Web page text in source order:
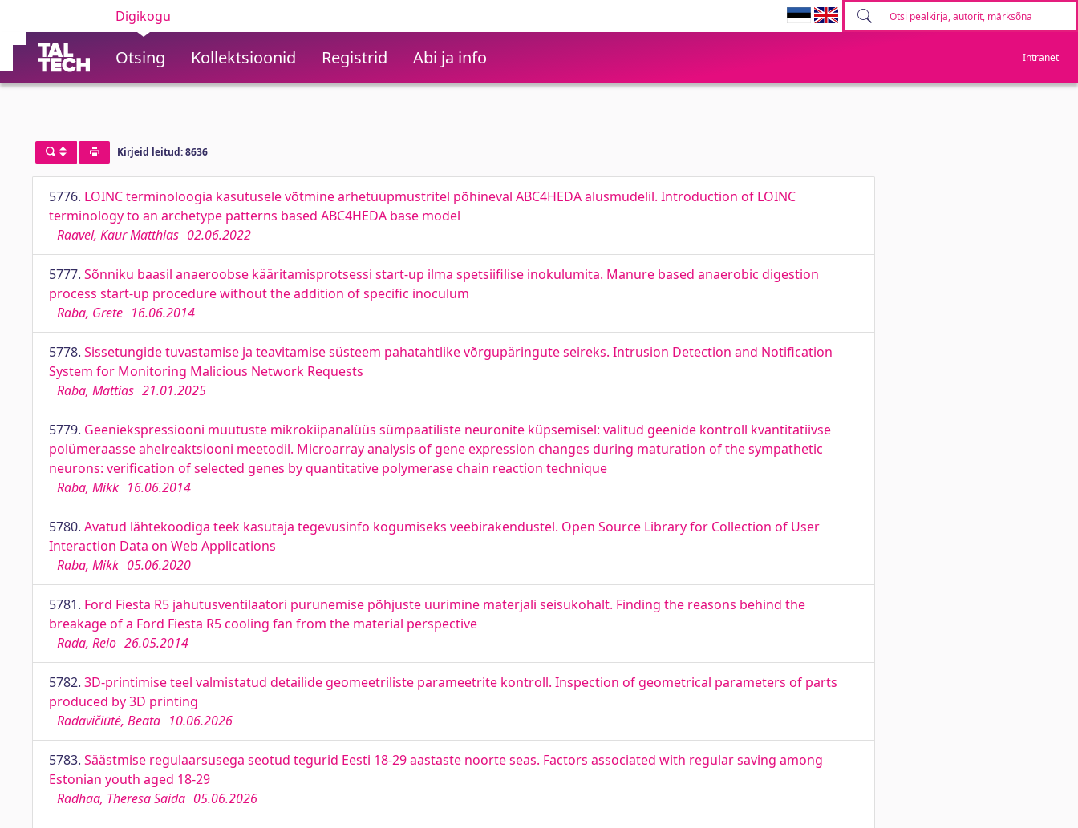
Digikogu
Otsing Kollektsioonid Registrid Abi ja info Intranet
Kirjeid leitud: 8636
5776. LOINC terminoloogia kasutusele võtmine arhetüüpmustritel põhineval ABC4HEDA alusmudelil. Introduction of LOINC
terminology to an archetype patterns based ABC4HEDA base model
Raavel, Kaur Matthias 02.06.2022
5777. Sõnniku baasil anaeroobse kääritamisprotsessi start-up ilma spetsiifilise inokulumita. Manure based anaerobic digestion
process start-up procedure without the addition of specific inoculum
Raba, Grete 16.06.2014
5778. Sissetungide tuvastamise ja teavitamise süsteem pahatahtlike võrgupäringute seireks. Intrusion Detection and Notification
System for Monitoring Malicious Network Requests
Raba, Mattias 21.01.2025
5779. Geeniekspressiooni muutuste mikrokiipanalüüs sümpaatiliste neuronite küpsemisel: valitud geenide kontroll kvantitatiivse
polümeraasse ahelreaktsiooni meetodil. Microarray analysis of gene expression changes during maturation of the sympathetic
neurons: verification of selected genes by quantitative polymerase chain reaction technique
Raba, Mikk 16.06.2014
5780. Avatud lähtekoodiga teek kasutaja tegevusinfo kogumiseks veebirakendustel. Open Source Library for Collection of User
Interaction Data on Web Applications
Raba, Mikk 05.06.2020
5781. Ford Fiesta R5 jahutusventilaatori purunemise põhjuste uurimine materjali seisukohalt. Finding the reasons behind the
breakage of a Ford Fiesta R5 cooling fan from the material perspective
Rada, Reio 26.05.2014
5782. 3D-printimise teel valmistatud detailide geomeetriliste parameetrite kontroll. Inspection of geometrical parameters of parts
produced by 3D printing
Radavičiūtė, Beata 10.06.2026
5783. Säästmise regulaarsusega seotud tegurid Eesti 18-29 aastaste noorte seas. Factors associated with regular saving among
Estonian youth aged 18-29
Radhaa, Theresa Saida 05.06.2026